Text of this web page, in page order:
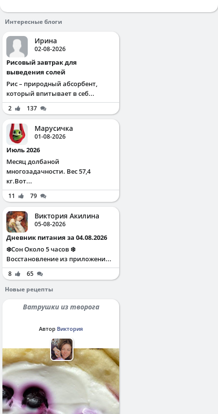
Интересные блоги
Ирина
02-08-2026
Рисовый завтрак для
выведения солей
Рис – природный абсорбент,
который впитывает в себ...
2 137
Марусичка
01-08-2026
Июль 2026
Месяц долбаной
многозадачности. Вес 57,4
кг.Вот...
11 79
Виктория Акилина
05-08-2026
Дневник питания за 04.08.2026
❄️Сон Около 5 часов ❄️
Восстановление из приложени...
8
65
Новые рецепты
Ватрушки из творога
Автор Виктория